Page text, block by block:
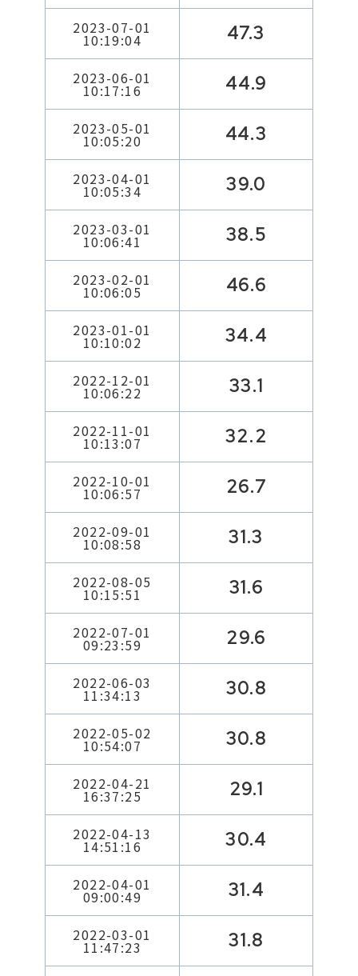
2023-07-01
10:19:04 47.3
2023-06-01
10:17:16 44.9
2023-05-01
10:05:20 44.3
2023-04-01
10:05:34 39.0
2023-03-01
10:06:41 38.5
2023-02-01
10:06:05 46.6
2023-01-01
10:10:02 34.4
2022-12-01
10:06:22 33.1
2022-11-01
10:13:07 32.2
2022-10-01
10:06:57 26.7
2022-09-01
10:08:58 31.3
2022-08-05
10:15:51 31.6
2022-07-01
09:23:59 29.6
2022-06-03
11:34:13 30.8
2022-05-02
10:54:07 30.8
2022-04-21
16:37:25 29.1
2022-04-13
14:51:16 30.4
2022-04-01
09:00:49 31.4
2022-03-01
11:47:23 31.8